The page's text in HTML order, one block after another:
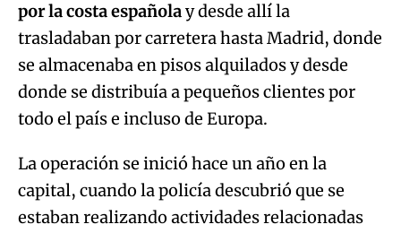
por la costa españolay desde allí la
trasladaban por carretera hasta Madrid, donde
se almacenaba en pisos alquilados y desde
donde se distribuía a pequeños clientes por
todo el país e incluso de Europa.
La operación se inició hace un año en la
capital, cuando la policía descubrió que se
estaban realizando actividades relacionadas